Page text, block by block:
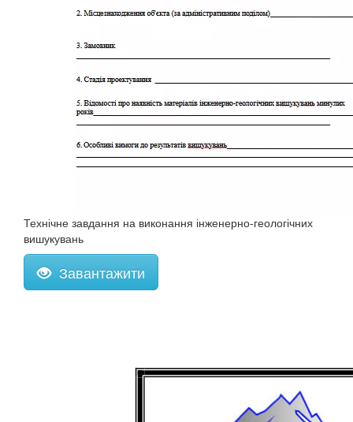
Технічне завдання на виконання інженерно-геологічних
вишукувань
Завантажити